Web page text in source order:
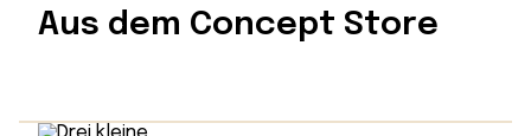
Aus dem Concept Store